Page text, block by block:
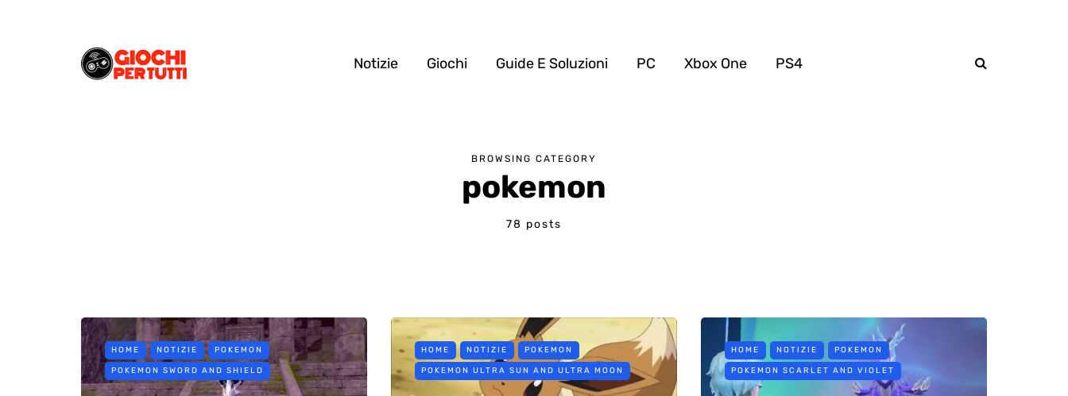
Notizie Giochi Guide E Soluzioni PC Xbox One PS4
BROWSING CATEGORY
pokemon
78 posts
HOME NOTIZIE POKEMON
POKEMON SWORD AND SHIELD
HOME NOTIZIE POKEMON
POKEMON ULTRA SUN AND ULTRA MOON
HOME NOTIZIE POKEMON
POKEMON SCARLET AND VIOLET